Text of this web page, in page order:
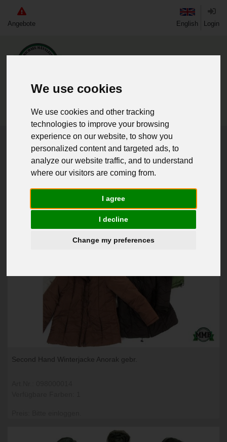
We use cookies
We use cookies and other tracking
technologies to improve your browsing
experience on our website, to show you
personalized content and targeted ads, to
analyze our website traffic, and to understand
where our visitors are coming from.
I agree
I decline
Change my preferences
Angebote English Login
Home Secondhand
Bekleidung
Jacken & Mäntel
1 » 6 Artikel
Second Hand Winterjacke Anorak gebr.